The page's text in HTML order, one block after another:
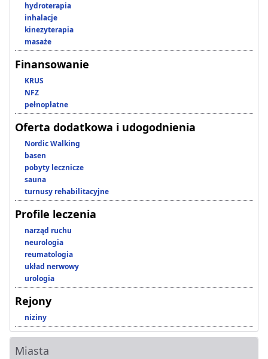
hydroterapia
inhalacje
kinezyterapia
masaże
Finansowanie
KRUS
NFZ
pełnopłatne
Oferta dodatkowa i udogodnienia
Nordic Walking
basen
pobyty lecznicze
sauna
turnusy rehabilitacyjne
Profile leczenia
narząd ruchu
neurologia
reumatologia
układ nerwowy
urologia
Rejony
niziny
Miasta